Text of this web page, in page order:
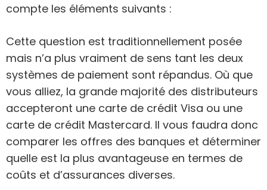
compte les éléments suivants :
Cette question est traditionnellement posée
mais n’a plus vraiment de sens tant les deux
systèmes de paiement sont répandus. Où que
vous alliez, la grande majorité des distributeurs
accepteront une carte de crédit Visa ou une
carte de crédit Mastercard. Il vous faudra donc
comparer les offres des banques et déterminer
quelle est la plus avantageuse en termes de
coûts et d’assurances diverses.